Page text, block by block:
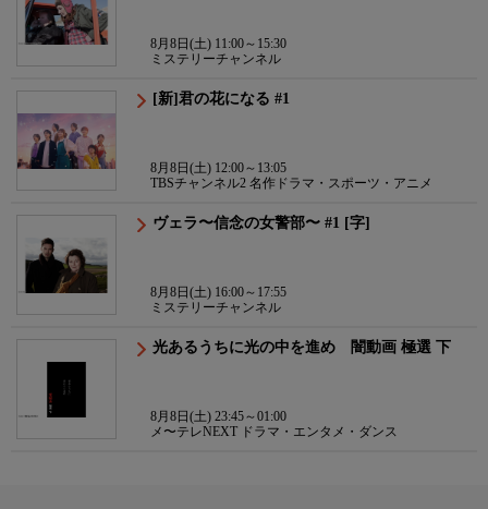
8月8日(土) 11:00～15:30
ミステリーチャンネル
[新]君の花になる #1
8月8日(土) 12:00～13:05
TBSチャンネル2 名作ドラマ・スポーツ・アニメ
ヴェラ〜信念の女警部〜 #1 [字]
8月8日(土) 16:00～17:55
ミステリーチャンネル
光あるうちに光の中を進め 闇動画 極選 下
8月8日(土) 23:45～01:00
メ〜テレNEXT ドラマ・エンタメ・ダンス